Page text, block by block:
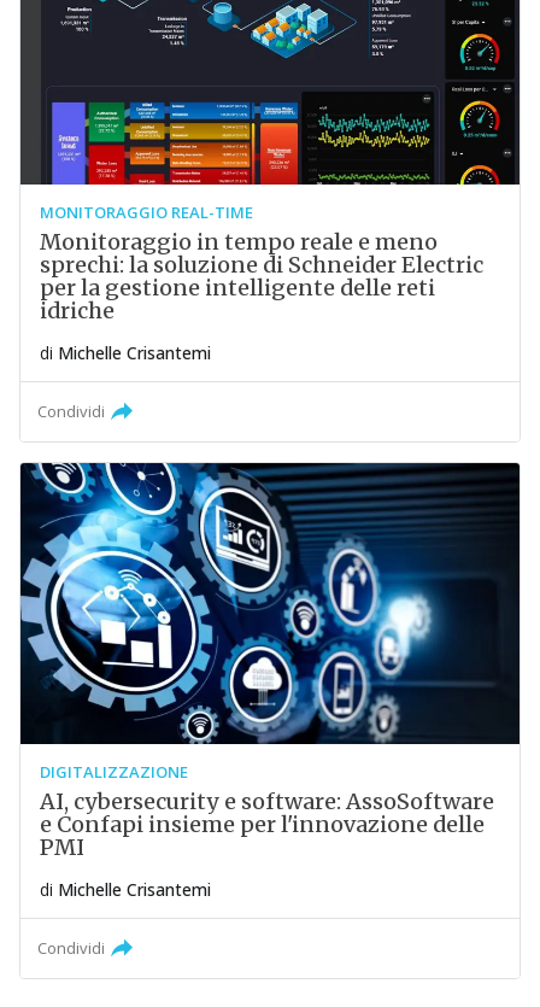
MONITORAGGIO REAL-TIME
Monitoraggio in tempo reale e meno
sprechi: la soluzione di Schneider Electric
per la gestione intelligente delle reti
idriche
di Michelle Crisantemi
Condividi
DIGITALIZZAZIONE
AI, cybersecurity e software: AssoSoftware
e Confapi insieme per l'innovazione delle
PMI
di Michelle Crisantemi
Condividi